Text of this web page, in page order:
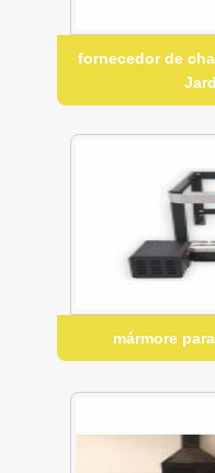
fornecedor de
mármore